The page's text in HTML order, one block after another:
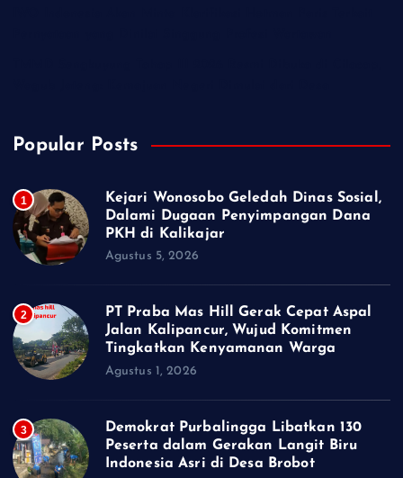
Popular Posts
1
Kejari Wonosobo Geledah Dinas Sosial,
Dalami Dugaan Penyimpangan Dana
PKH di Kalikajar
Agustus 5, 2026
2
PT Praba Mas Hill Gerak Cepat Aspal
Jalan Kalipancur, Wujud Komitmen
Tingkatkan Kenyamanan Warga
Agustus 1, 2026
3
Demokrat Purbalingga Libatkan 130
Peserta dalam Gerakan Langit Biru
Indonesia Asri di Desa Brobot